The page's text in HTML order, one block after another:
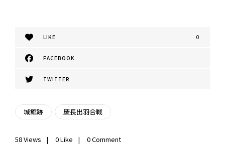
LIKE 0
FACEBOOK
TWITTER
城館跡 慶長出羽合戦
58Views 0Like 0 Comment